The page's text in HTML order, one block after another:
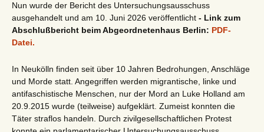
Nun wurde der Bericht des Untersuchungsausschuss
ausgehandelt und am 10. Juni 2026 veröffentlicht - Link zum
Abschlußbericht beim Abgeordnetenhaus Berlin: PDF-
Datei.
In Neukölln finden seit über 10 Jahren Bedrohungen, Anschläge
und Morde statt. Angegriffen werden migrantische, linke und
antifaschistische Menschen, nur der Mord an Luke Holland am
20.9.2015 wurde (teilweise) aufgeklärt. Zumeist konnten die
Täter straflos handeln. Durch zivilgesellschaftlichen Protest